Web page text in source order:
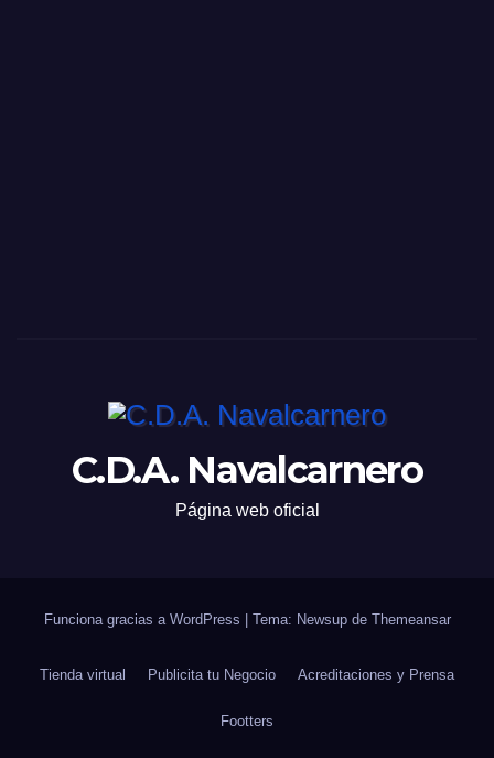
C.D.A. Navalcarnero
Página web oficial
Funciona gracias a WordPress Tema: Newsup de Themeansar
Tienda virtual Publicita tu Negocio Acreditaciones y Prensa
Footters